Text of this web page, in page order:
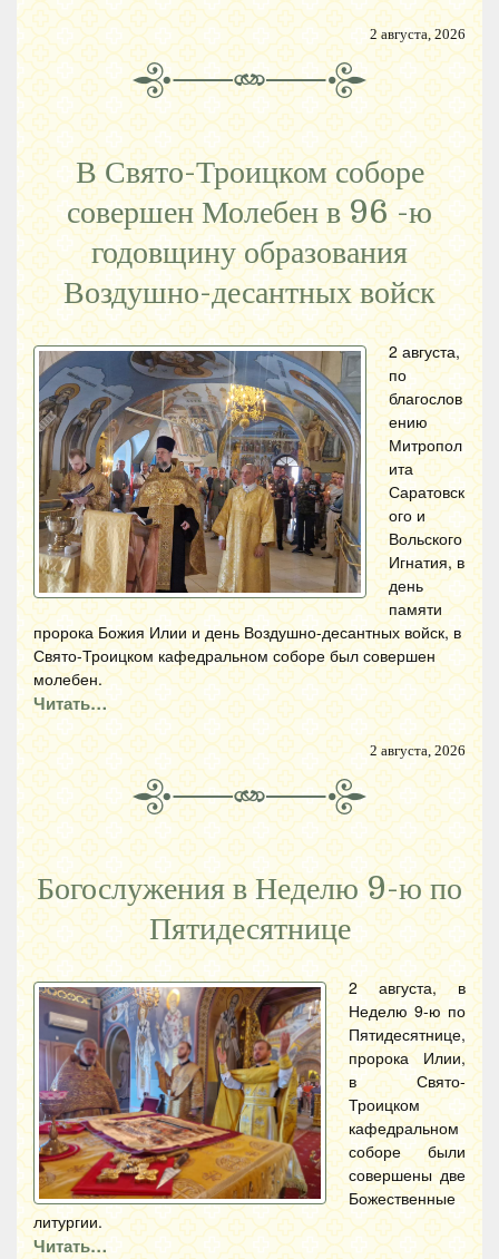
2 августа, 2026
В Свято-Троицком соборе
совершен Молебен в 96 -ю
годовщину образования
Воздушно-десантных войск
2 августа,
по
благослов
ению
Митропол
ита
Саратовск
ого и
Вольского
Игнатия, в
день
памяти
пророка Божия Илии и день Воздушно-десантных войск, в
Свято-Троицком кафедральном соборе был совершен
молебен.
Читать…
2 августа, 2026
Богослужения в Неделю 9-ю по
Пятидесятнице
2 августа, в
Неделю 9-ю по
Пятидесятнице,
пророка Илии,
в Свято-
Троицком
кафедральном
соборе были
совершены две
Божественные
литургии.
Читать…